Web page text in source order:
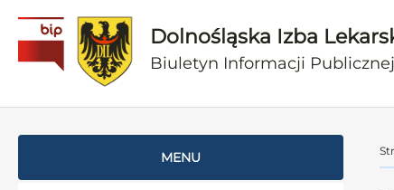
Dolnośląska Izba
Biuletyn Informacji Publicznej
MENU